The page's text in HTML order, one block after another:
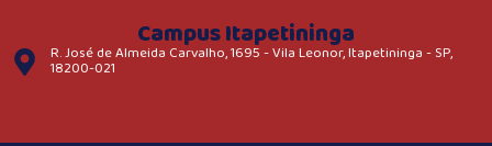
Campus Itapetininga
R. José de Almeida Carvalho, 1695 - Vila Leonor, Itapetininga - SP,
18200-021